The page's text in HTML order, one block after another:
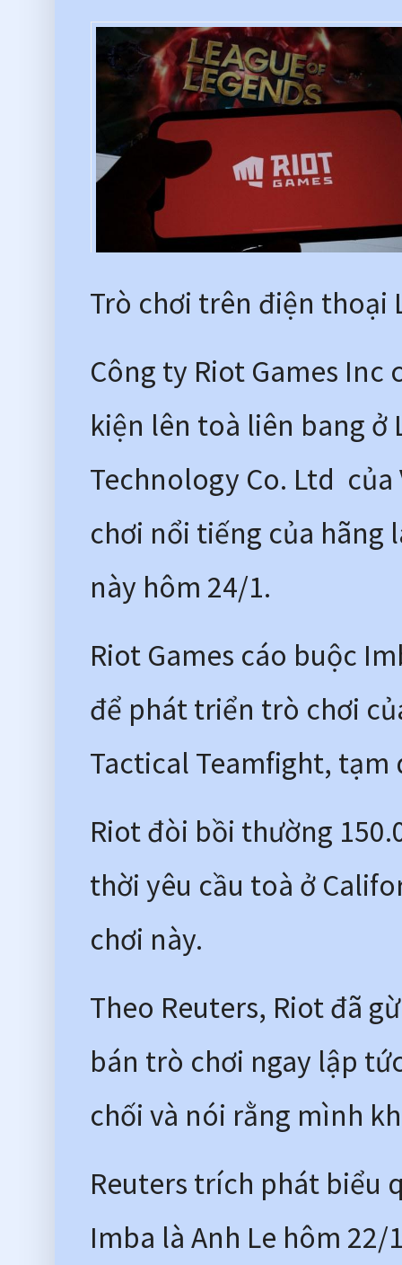
Trò chơi trên điện thoại
Công ty Riot Games
kiện lên toà liên bang ở
Technology Co. Ltd
chơi nổi tiếng của hãng
này hôm 24/1.
Riot Games cáo buộc
để phát triển trò chơi
Tactical Teamfight, tạm
Riot đòi bồi thường
thời yêu cầu toà ở
chơi này.
Theo Reuters, Riot đã
bán trò chơi ngay lập
chối và nói rằng mình
Reuters trích phát biểu
Imba là Anh Le hôm